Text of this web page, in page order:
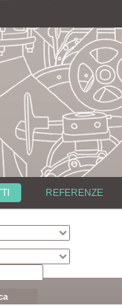
REFERENZE